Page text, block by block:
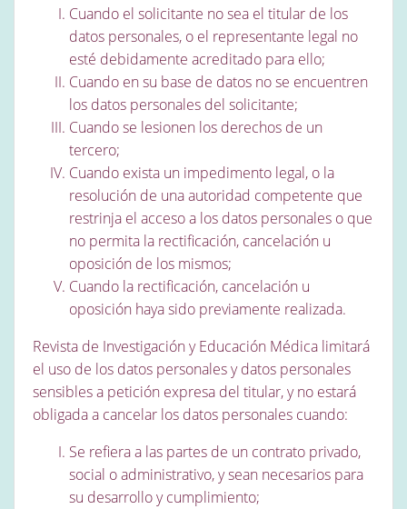
Cuando el solicitante no sea el titular de los
datos personales, o el representante legal no
esté debidamente acreditado para ello;
Cuando en su base de datos no se encuentren
los datos personales del solicitante;
Cuando se lesionen los derechos de un
tercero;
Cuando exista un impedimento legal, o la
resolución de una autoridad competente que
restrinja el acceso a los datos personales o que
no permita la rectificación, cancelación u
oposición de los mismos;
Cuando la rectificación, cancelación u
oposición haya sido previamente realizada.
Revista de Investigación y Educación Médica limitará
el uso de los datos personales y datos personales
sensibles a petición expresa del titular, y no estará
obligada a cancelar los datos personales cuando:
Se refiera a las partes de un contrato privado,
social o administrativo, y sean necesarios para
su desarrollo y cumplimiento;